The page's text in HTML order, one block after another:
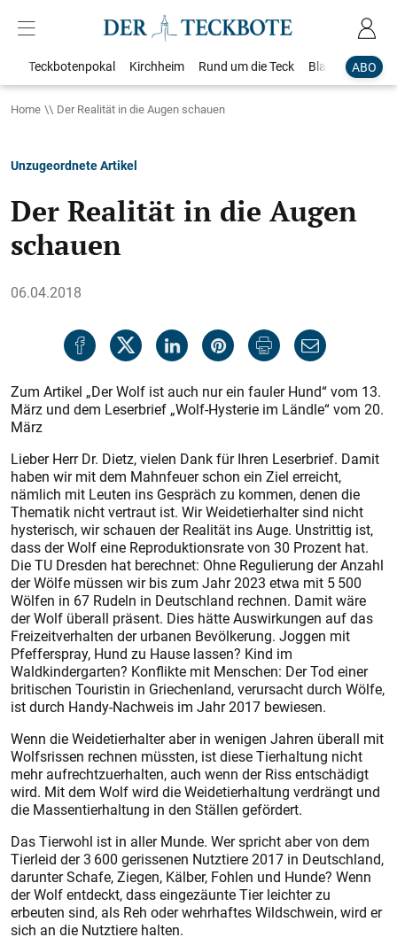
ABO
Teckbotenpokal Kirchheim Rund um die Teck Blaulicht
Home Der Realität in die Augen schauen
Unzugeordnete Artikel
Der Realität in die Augen
schauen
06.04.2018
Zum Artikel „Der Wolf ist auch nur ein fauler Hund“ vom 13.
März und dem Leserbrief „Wolf-Hysterie im Ländle“ vom 20.
März
Lieber Herr Dr. Dietz, vielen Dank für Ihren Leserbrief. Damit
haben wir mit dem Mahnfeuer schon ein Ziel erreicht,
nämlich mit Leuten ins Gespräch zu kommen, denen die
Thematik nicht vertraut ist. Wir Weidetierhalter sind nicht
hysterisch, wir schauen der Realität ins Auge. Unstrittig ist,
dass der Wolf eine Reproduktionsrate von 30 Prozent hat.
Die TU Dresden hat berechnet: Ohne Regulierung der Anzahl
der Wölfe müssen wir bis zum Jahr 2023 etwa mit 5 500
Wölfen in 67 Rudeln in Deutschland rechnen. Damit wäre
der Wolf überall präsent. Dies hätte Auswirkungen auf das
Freizeitverhalten der urbanen Bevölkerung. Joggen mit
Pfefferspray, Hund zu Hause lassen? Kind im
Waldkindergarten? Konflikte mit Menschen: Der Tod einer
britischen Touristin in Griechenland, verursacht durch Wölfe,
ist durch Handy-Nachweis im Jahr 2017 bewiesen.
Wenn die Weidetierhalter aber in wenigen Jahren überall mit
Wolfsrissen rechnen müssten, ist diese Tierhaltung nicht
mehr aufrechtzuerhalten, auch wenn der Riss entschädigt
wird. Mit dem Wolf wird die Weidetierhaltung verdrängt und
die Massentierhaltung in den Ställen gefördert.
Das Tierwohl ist in aller Munde. Wer spricht aber von dem
Tierleid der 3 600 gerissenen Nutztiere 2017 in Deutschland,
darunter Schafe, Ziegen, Kälber, Fohlen und Hunde? Wenn
der Wolf entdeckt, dass eingezäunte Tier leichter zu
erbeuten sind, als Reh oder wehrhaftes Wildschwein, wird er
sich an die Nutztiere halten.